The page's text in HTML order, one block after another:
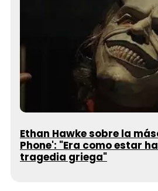
Ethan Hawke sobre la
Phone': "Era como estar
tragedia griega"